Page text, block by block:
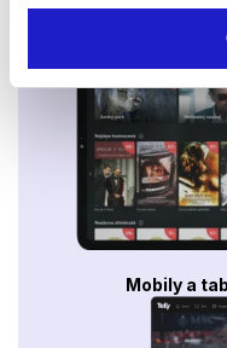
Smart TV -
Mobily a